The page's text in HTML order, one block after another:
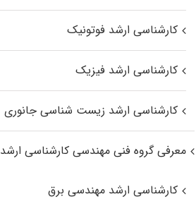
کارشناسی ارشد فوتونیک
کارشناسی ارشد فیزیک
کارشناسی ارشد زیست‌ شناسی جانوری
معرفی گروه فنی مهندسی کارشناسی ارشد
کارشناسی ارشد مهندسی برق